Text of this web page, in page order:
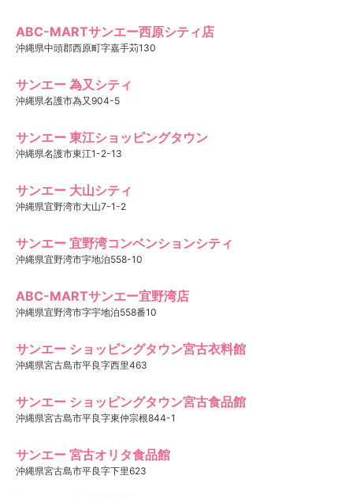
ABC-MARTサンエー西原シティ店
沖縄県中頭郡西原町字嘉手苅130
サンエー 為又シティ
沖縄県名護市為又904-5
サンエー 東江ショッピングタウン
沖縄県名護市東江1-2-13
サンエー 大山シティ
沖縄県宜野湾市大山7-1-2
サンエー 宜野湾コンベンションシティ
沖縄県宜野湾市宇地泊558-10
ABC-MARTサンエー宜野湾店
沖縄県宜野湾市字宇地泊558番10
サンエー ショッピングタウン宮古衣料館
沖縄県宮古島市平良字西里463
サンエー ショッピングタウン宮古食品館
沖縄県宮古島市平良字東仲宗根844-1
サンエー 宮古オリタ食品館
沖縄県宮古島市平良字下里623